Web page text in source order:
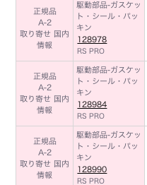
正規品
A-2
取り寄せ 国内
情報
駆動部品-ガスケッ
ト・シール・パッ
キン
128978
RS PRO
正規品
A-2
取り寄せ 国内
情報
駆動部品-ガスケッ
ト・シール・パッ
キン
128984
RS PRO
正規品
A-2
取り寄せ 国内
情報
駆動部品-ガスケッ
ト・シール・パッ
キン
128990
RS PRO